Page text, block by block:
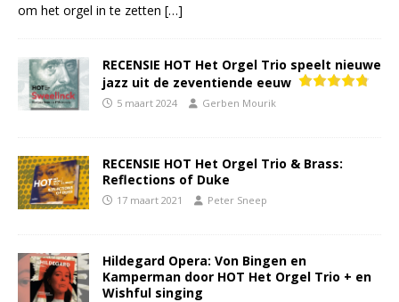
om het orgel in te zetten […]
RECENSIE HOT Het Orgel Trio speelt nieuwe
jazz uit de zeventiende eeuw
5 maart 2024 Gerben Mourik
RECENSIE HOT Het Orgel Trio & Brass:
Reflections of Duke
17 maart 2021 Peter Sneep
Hildegard Opera: Von Bingen en
Kamperman door HOT Het Orgel Trio + en
Wishful singing